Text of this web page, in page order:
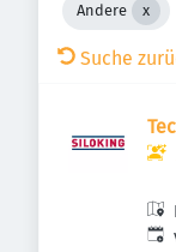
Andere
Suche